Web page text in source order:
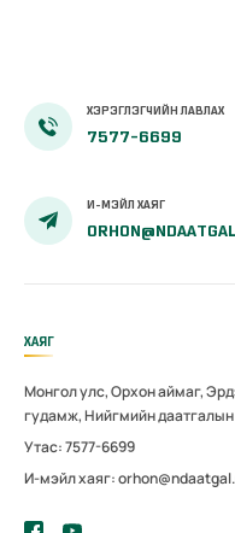
ХЭРЭГЛЭГЧИЙН ЛАВЛАХ
7577-6699
И-МЭЙЛ ХАЯГ
ХАЯГ
Монгол улс, Орхон аймаг,
гудамж, Нийгмийн даатгалын
Утас: 7577-6699
И-мэйл хаяг: